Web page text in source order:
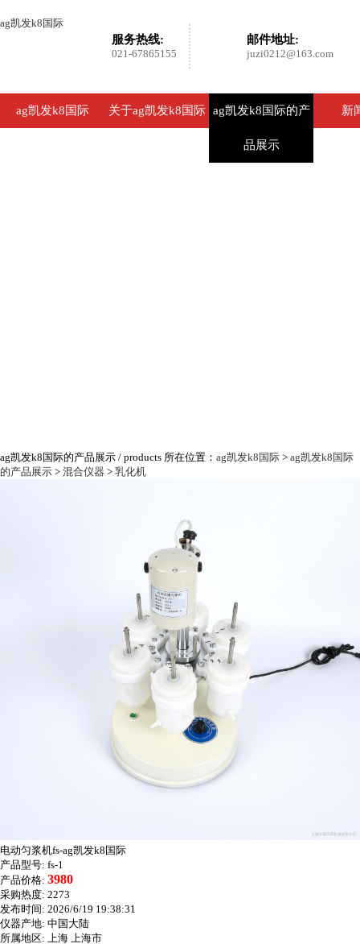
ag凯发k8国际
邮件地址:
juzi0212@163.com
服务热线:
021-67865155
ag凯发k8国际 关于ag凯发k8国际 ag凯发k8国际的产
品展示
新
ag凯发k8国际的产品展示 / products 所在位置： ag凯发k8国际 > ag凯发k8国际
的产品展示 > 混合仪器 > 乳化机
电动匀浆机fs-ag凯发k8国际
产品型号: fs-1
产品价格: 3980
采购热度: 2273
发布时间: 2026/6/19 19:38:31
仪器产地: 中国大陆
所属地区: 上海 上海市